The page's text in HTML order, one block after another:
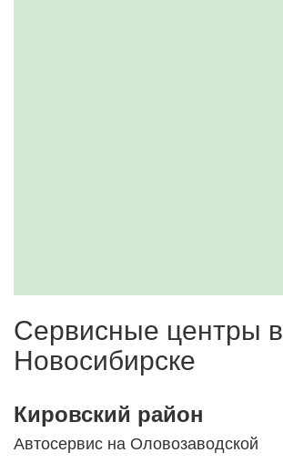
Сервисные центры в
Новосибирске
Кировский район
Автосервис на Оловозаводской